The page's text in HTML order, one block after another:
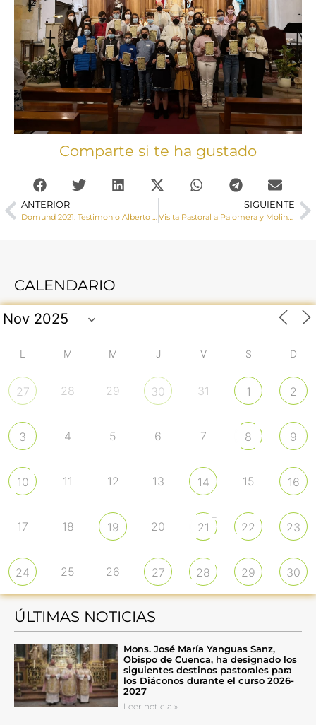
Comparte si te ha gustado
ANTERIOR
Domund 2021. Testimonio Alberto Alcalde
SIGUIENTE
Visita Pastoral a Palomera y Molinos de Papel
CALENDARIO
L M M J V S D
27 28 29 30 31 1 2
3 4 5 6 7 8 9
10 11 12 13 14 15 16
17 18 19 20 21
+
22 23
24 25 26 27 28 29 30
ÚLTIMAS NOTICIAS
Mons. José María Yanguas Sanz,
Obispo de Cuenca, ha designado los
siguientes destinos pastorales para
los Diáconos durante el curso 2026-
2027
Leer noticia »